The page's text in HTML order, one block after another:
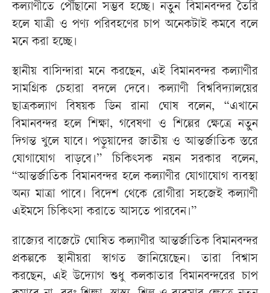
কল্যাণীতে পৌঁছানো সম্ভব হচ্ছে। নতুন বিমানবন্দর তৈরি
হলে যাত্রী ও পণ্য পরিবহণের চাপ অনেকটাই কমবে বলে
মনে করা হচ্ছে।
স্থানীয় বাসিন্দারা মনে করছেন, এই বিমানবন্দর কল্যাণীর
সামগ্রিক চেহারা বদলে দেবে। কল্যাণী বিশ্ববিদ্যালয়ের
ছাত্রকল্যাণ বিষয়ক ডিন রানা ঘোষ বলেন, “এখানে
বিমানবন্দর হলে শিক্ষা, গবেষণা ও শিল্পের ক্ষেত্রে নতুন
দিগন্ত খুলে যাবে। পড়ুয়াদের জাতীয় ও আন্তর্জাতিক স্তরে
যোগাযোগ বাড়বে।” চিকিৎসক নয়ন সরকার বলেন,
“আন্তর্জাতিক বিমানবন্দর হলে কল্যাণীর যোগাযোগ ব্যবস্থা
অন্য মাত্রা পাবে। বিদেশ থেকে রোগীরা সহজেই কল্যাণী
এইমসে চিকিৎসা করাতে আসতে পারবেন।”
রাজ্যের বাজেটে ঘোষিত কল্যাণীর আন্তর্জাতিক বিমানবন্দর
প্রকল্পকে স্থানীয়রা স্বাগত জানিয়েছেন। তারা বিশ্বাস
করছেন, এই উদ্যোগ শুধু কলকাতার বিমানবন্দরের চাপ